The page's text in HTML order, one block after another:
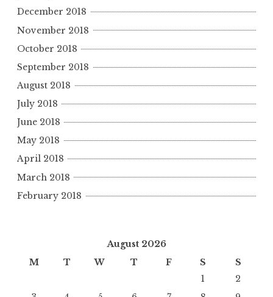
December 2018
November 2018
October 2018
September 2018
August 2018
July 2018
June 2018
May 2018
April 2018
March 2018
February 2018
August 2026
M
T W T F S
S
1
2